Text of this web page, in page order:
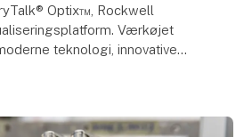
Optix™, Rockwell
Værkøjet
teknologi, innovative